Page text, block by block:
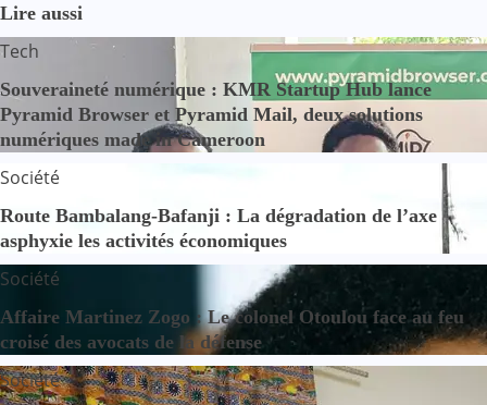
Lire aussi
Tech
Souveraineté numérique : KMR Startup Hub lance
Pyramid Browser et Pyramid Mail, deux solutions
numériques made in Cameroon
Société
Route Bambalang-Bafanji : La dégradation de l’axe
asphyxie les activités économiques
Société
Affaire Martinez Zogo : Le colonel Otoulou face au feu
croisé des avocats de la défense
Société